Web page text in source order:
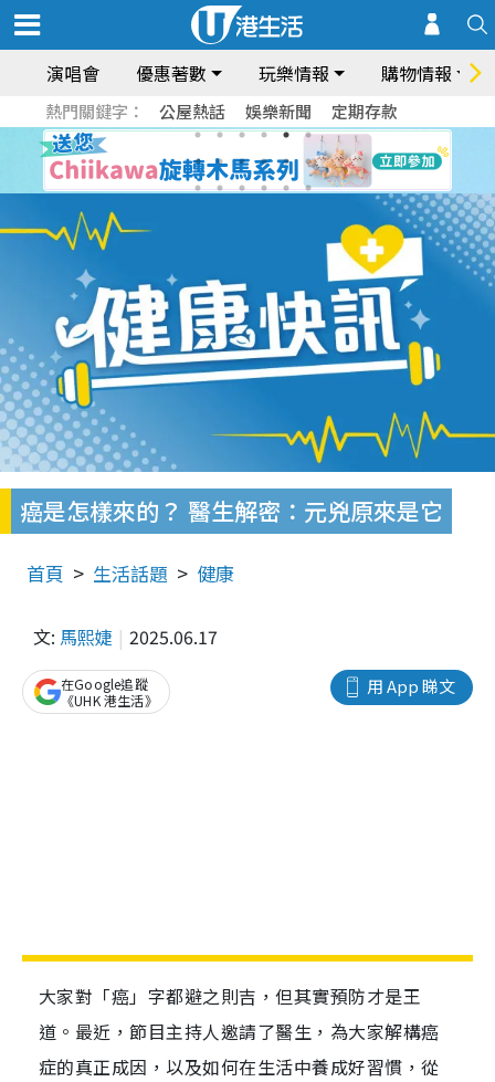
演唱會 優惠著數 玩樂情報 購物情報
熱門關鍵字： 公屋熱話 娛樂新聞 定期存款
癌是怎樣來的？ 醫生解密：元兇原來是它
首頁 生活話題 健康
文: 馬熙婕 2025.06.17
用 App 睇文
在Google追蹤
《UHK 港生活》
大家對「癌」字都避之則吉，但其實預防才是王
道。最近，節目主持人邀請了醫生，為大家解構癌
症的真正成因，以及如何在生活中養成好習慣，從